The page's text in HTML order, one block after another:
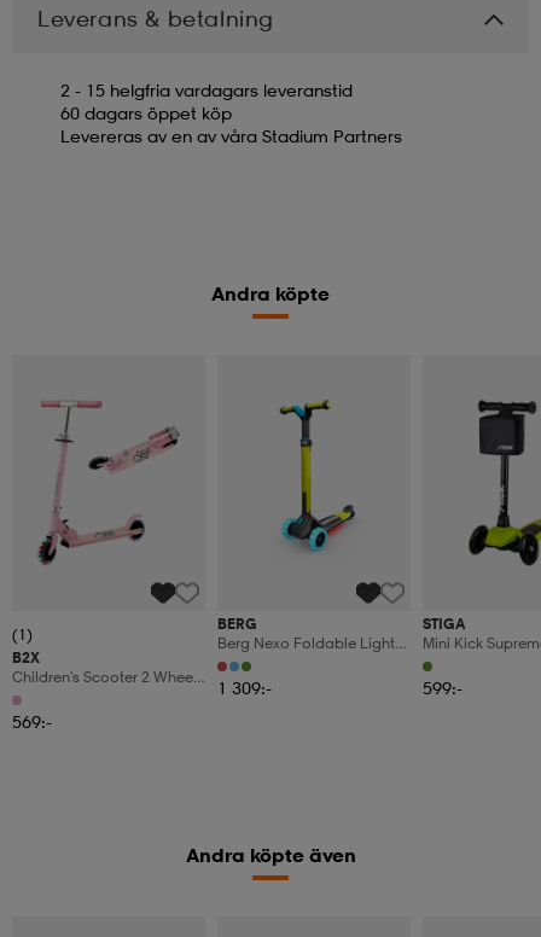
Leverans & betalning
2 - 15 helgfria vardagars leveranstid
60 dagars öppet köp
Levereras av en av våra Stadium Partners
Andra köpte
(1)
B2X
Children's Scooter 2 Wheel
Kick Scooter With Flashing
Wheels Stand And Cruise
569:-
BERG
Berg Nexo Foldable Lights
Led-Deck
1 309:-
STIGA
Mini Kick
599:-
Andra köpte även